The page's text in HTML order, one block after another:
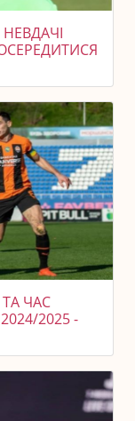
ЧАС
2025 -